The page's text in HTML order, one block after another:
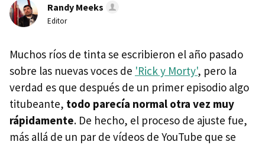
Randy Meeks
Editor
Muchos ríos de tinta se escribieron el año pasado
sobre las nuevas voces de 'Rick y Morty', pero la
verdad es que después de un primer episodio algo
titubeante, todo parecía normal otra vez muy
rápidamente. De hecho, el proceso de ajuste fue,
más allá de un par de vídeos de YouTube que se